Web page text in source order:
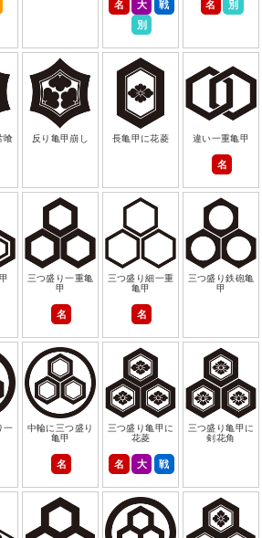
名 大
戦
別
名 別
喰 反り亀甲崩し 長亀甲に花菱 違い一重亀甲
名
三つ盛り一重亀
甲
名
三つ盛り細一重
亀甲
名
三つ盛り鉄砲亀
甲
一
中輪に三つ盛り
亀甲
名
三つ盛り亀甲に
花菱
名 大 戦
三つ盛り亀甲に
剣花角